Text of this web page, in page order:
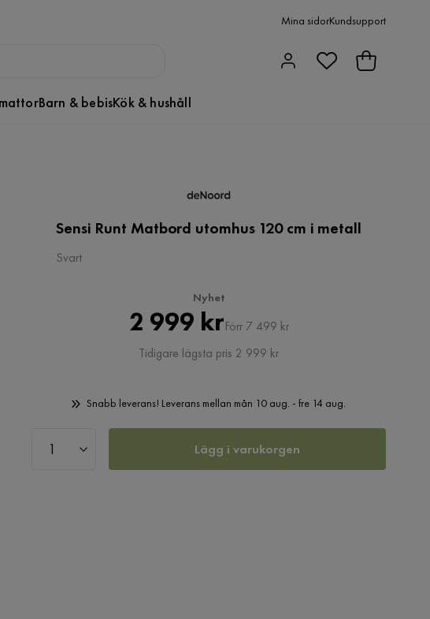
Mina sidorKundsupport
Barn & bebisKök & hushåll
Sensi Runt Matbord utomhus 120 cm i metall
Svart
Nyhet
Pris
2 999 krOriginal
Pris
Förr 7 499 kr
Tidigare lägsta pris 2 999 kr
Snabb leverans! Leverans mellan mån 10 aug. - fre 14 aug.
Lägg i varukorgen